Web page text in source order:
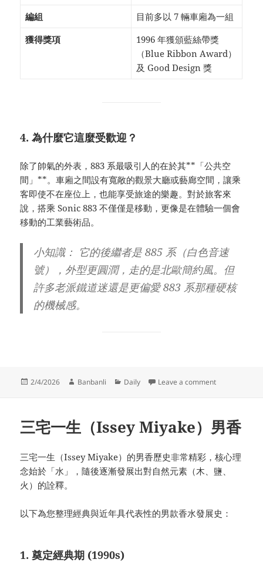
編組
目前多以 7 輛車廂為一組
獲得獎項
1996 年獲頒藍絲帶獎
（Blue Ribbon Award）
及 Good Design 獎
4. 為什麼它這麼受歡迎？
除了帥氣的外表，883 系最吸引人的在於其**「公共空
間」**。車廂之間設有寬敞的觀景大廳或藝廊空間，讓乘
客即使不在座位上，也能享受旅途的樂趣。對於旅客來
說，搭乘 Sonic 883 不僅僅是移動，更像是在體驗一個會
移動的工業藝術品。
小知識： 它的後繼者是 885 系（白色音速
號）
，外型更圓潤，走的是北歐簡約風。但
許多老派鐵道迷還是更偏愛 883 系那種硬核
的機械感。
Posted
2/4/2026 Author
Banbanli Categories
Daily Leave a commenton Sonic 883
三宅一生（Issey Miyake）男香
三宅一生（Issey Miyake）的男香歷史非常精彩，核心理
念始於「水」，隨後逐漸發展出對自然元素（木、鹽、
火）的詮釋。
以下為您整理經典與近年具代表性的男款香水發展史：
1. 奠定經典期 (1990s)